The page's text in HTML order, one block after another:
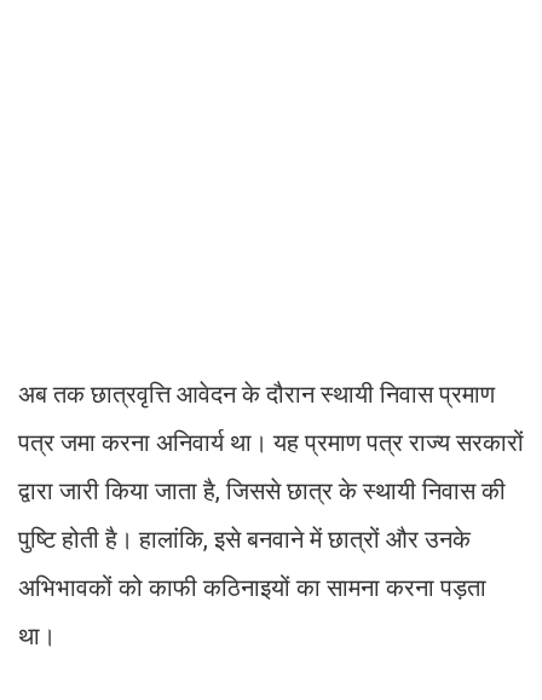
अब तक छात्रवृत्ति आवेदन के दौरान स्थायी निवास प्रमाण
पत्र जमा करना अनिवार्य था। यह प्रमाण पत्र राज्य सरकारों
द्वारा जारी किया जाता है, जिससे छात्र के स्थायी निवास की
पुष्टि होती है। हालांकि, इसे बनवाने में छात्रों और उनके
अभिभावकों को काफी कठिनाइयों का सामना करना पड़ता
था।